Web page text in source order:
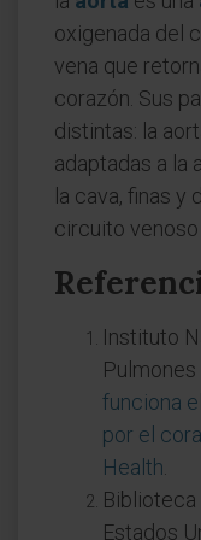
oxigenada del
vena que
corazón. Sus
distintas: la
adaptadas a la
la cava, finas y
circuito venoso
Instituto
Pulmones
funciona
por el
Health
Estados